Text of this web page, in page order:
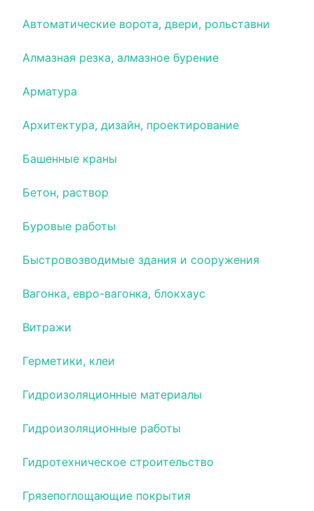
Автоматические ворота, двери, рольставни
Алмазная резка, алмазное бурение
Арматура
Архитектура, дизайн, проектирование
Башенные краны
Бетон, раствор
Буровые работы
Быстровозводимые здания и сооружения
Вагонка, евро-вагонка, блокхаус
Витражи
Герметики, клеи
Гидроизоляционные материалы
Гидроизоляционные работы
Гидротехническое строительство
Грязепоглощающие покрытия